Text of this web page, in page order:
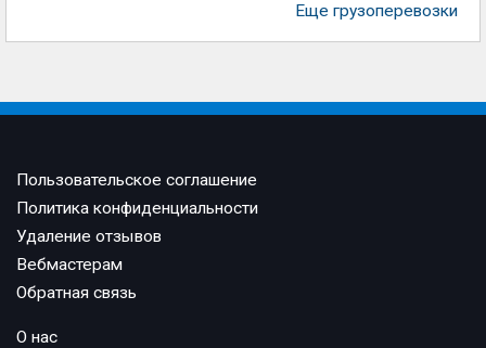
Еще грузоперевозки
Пользовательское соглашение
Политика конфиденциальности
Удаление отзывов
Вебмастерам
Обратная связь
О нас